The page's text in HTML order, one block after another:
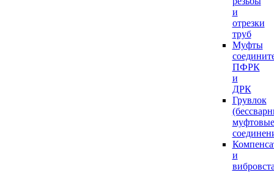
и
отрезки
труб
Муфты
ПФРК
и
ДРК
Грувлок
муфтовые
и